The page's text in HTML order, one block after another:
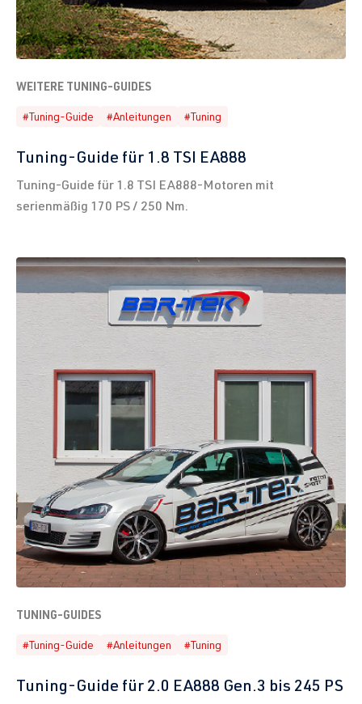
WEITERE TUNING-GUIDES
#Tuning-Guide #Anleitungen #Tuning
Tuning-Guide für 1.8 TSI EA888
Tuning-Guide für 1.8 TSI EA888-Motoren mit
serienmäßig 170 PS / 250 Nm.
TUNING-GUIDES
#Tuning-Guide #Anleitungen #Tuning
Tuning-Guide für 2.0 EA888 Gen.3 bis 245 PS